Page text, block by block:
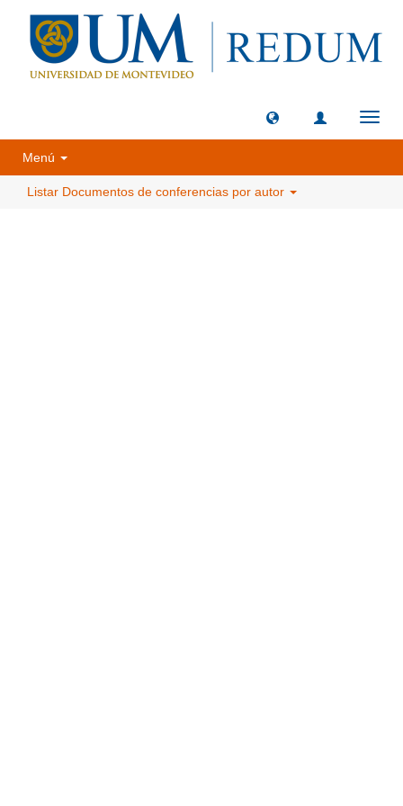
Menú
Listar Documentos de conferencias por autor